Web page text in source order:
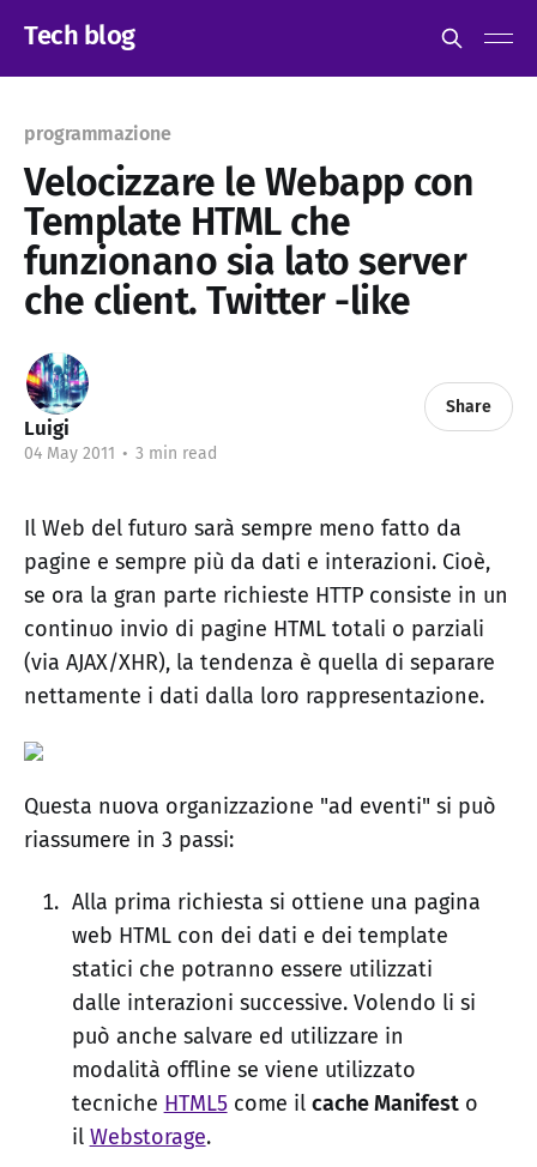
Tech blog
programmazione
Velocizzare le Webapp con
Template HTML che
funzionano sia lato server
che client. Twitter -like
Luigi
04 May 2011 • 3 min read
Share
Il Web del futuro sarà sempre meno fatto da
pagine e sempre più da dati e interazioni. Cioè,
se ora la gran parte richieste HTTP consiste in un
continuo invio di pagine HTML totali o parziali
(via AJAX/XHR), la tendenza è quella di separare
nettamente i dati dalla loro rappresentazione.
Questa nuova organizzazione "ad eventi" si può
riassumere in 3 passi:
Alla prima richiesta si ottiene una pagina
web HTML con dei dati e dei template
statici che potranno essere utilizzati
dalle interazioni successive. Volendo li si
può anche salvare ed utilizzare in
modalità offline se viene utilizzato
tecniche HTML5come il cache Manifesto
il Webstorage.